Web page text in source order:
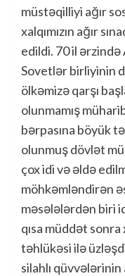
müstəqilliyi ağır
xalqımızın ağır
edildi. 70 il ərzində
Sovetlər birliyinin
ölkəmizə qarşı
olunmamış
bərpasına böyük
olunmuş dövlət
çox idi və əldə
möhkəmləndirən
məsələlərdən biri
qısa müddət
təhlükəsi ilə
silahlı